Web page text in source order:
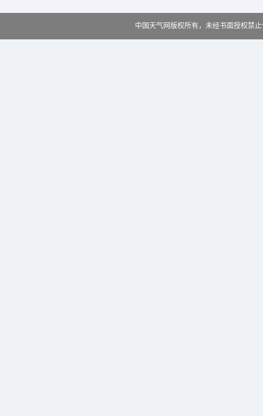
中国天气网版权所有，未经书面授权